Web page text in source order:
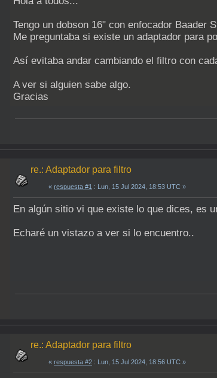
Tengo un dobson 16" con enfocador Baader
Me preguntaba si existe un adaptador para
Así evitaba andar cambiando el filtro con
A ver si alguien sabe algo.
Gracias
re.: Adaptador para filtro
« respuesta #1 : Lun, 15 Jul 2024, 18:53 UTC »
En algún sitio vi que existe lo que dices, es
Echaré un vistazo a ver si lo encuentro..
re.: Adaptador para filtro
« respuesta #2 : Lun, 15 Jul 2024, 18:56 UTC »